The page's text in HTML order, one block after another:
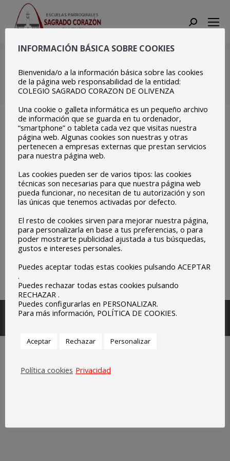
Search:
Dia de la Mujer MEPAS
(9)
Estás aquí:
Inicio Dia de la Mujer MEPAS…
Escuelas Parroquiales Sagrado Corazón de Olivenza.
INFORMACIÓN BÁSICA SOBRE COOKIES
Bienvenida/o a la información básica sobre las cookies
de la página web responsabilidad de la entidad:
COLEGIO SAGRADO CORAZON DE OLIVENZA
Una cookie o galleta informática es un pequeño archivo
de información que se guarda en tu ordenador,
“smartphone” o tableta cada vez que visitas nuestra
página web. Algunas cookies son nuestras y otras
pertenecen a empresas externas que prestan servicios
para nuestra página web.
Las cookies pueden ser de varios tipos: las cookies
técnicas son necesarias para que nuestra página web
pueda funcionar, no necesitan de tu autorización y son
las únicas que tenemos activadas por defecto.
El resto de cookies sirven para mejorar nuestra página,
para personalizarla en base a tus preferencias, o para
poder mostrarte publicidad ajustada a tus búsquedas,
gustos e intereses personales.
Puedes aceptar todas estas cookies pulsando ACEPTAR
.
Puedes rechazar todas estas cookies pulsando
RECHAZAR .
Puedes configurarlas en PERSONALIZAR.
Para más información, POLÍTICA DE COOKIES.
Aceptar Rechazar Personalizar
Política cookies Privacidad